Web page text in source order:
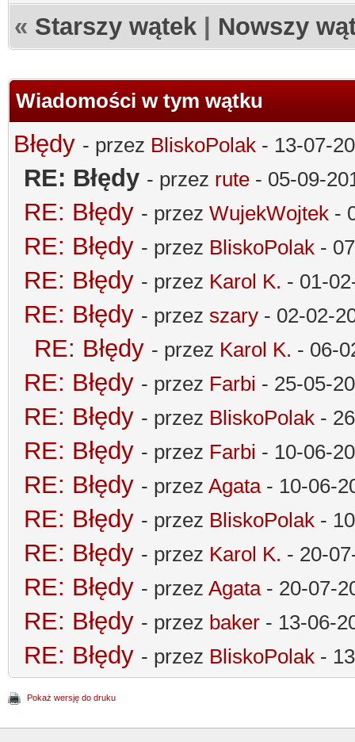
« Starszy wątek Nowszy
Wiadomości w tym wątku
Błędy - przez BliskoPolak - 13-07-
RE: Błędy - przez rute - 05-09-
RE: Błędy - przez WujekWojtek -
RE: Błędy - przez BliskoPolak -
RE: Błędy - przez Karol K. - 01-
RE: Błędy - przez szary - 02-02-
RE: Błędy - przez Karol K. - 06-
RE: Błędy - przez Farbi - 25-05-
RE: Błędy - przez BliskoPolak -
RE: Błędy - przez Farbi - 10-06-
RE: Błędy - przez Agata- 10-06-
RE: Błędy - przez BliskoPolak -
RE: Błędy - przez Karol K. - 20-
RE: Błędy - przez Agata- 20-07-
RE: Błędy - przez baker - 13-06-
RE: Błędy - przez BliskoPolak -
Pokaż wersję do druku